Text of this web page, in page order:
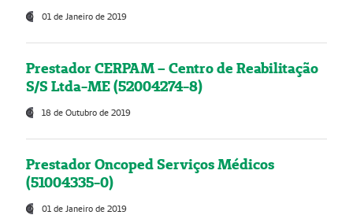
01 de Janeiro de 2019
Prestador CERPAM – Centro de Reabilitação
S/S Ltda-ME (52004274-8)
18 de Outubro de 2019
Prestador Oncoped Serviços Médicos
(51004335-0)
01 de Janeiro de 2019